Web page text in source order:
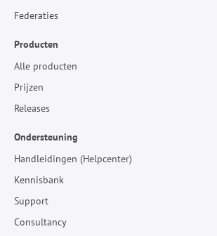
Federaties
Producten
Alle producten
Prijzen
Releases
Ondersteuning
Handleidingen (Helpcenter)
Kennisbank
Support
Consultancy